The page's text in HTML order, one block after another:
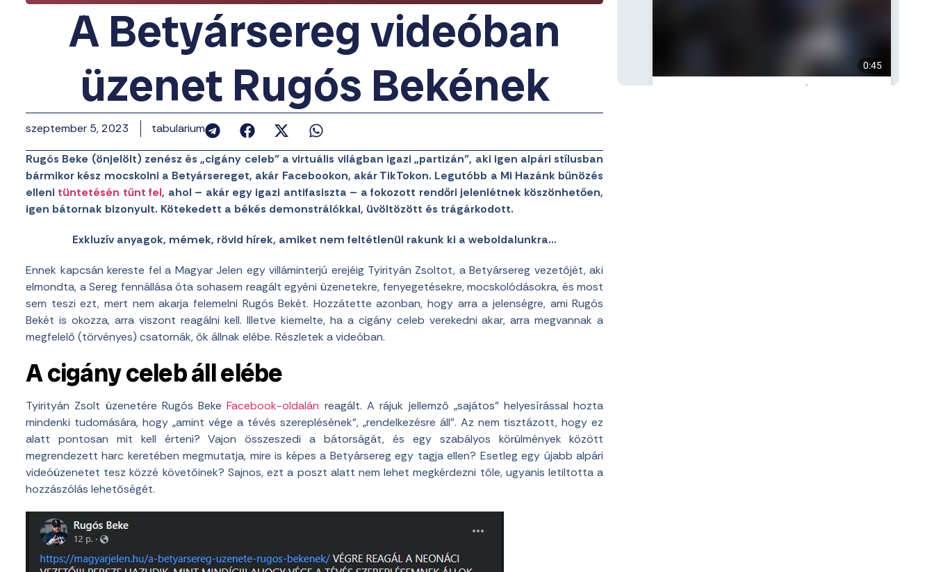
A Betyársereg videóban
üzenet Rugós Bekének
szeptember 5, 2023 tabularium
Rugós Beke (önjelölt) zenész és „cigány celeb” a virtuális világban igazi „partizán”, aki igen alpári stílusban
bármikor kész mocskolni a Betyársereget, akár Facebookon, akár TikTokon. Legutóbb a Mi Hazánk bűnözés
elleni tüntetésén tűnt fel, ahol – akár egy igazi antifasiszta – a fokozott rendőri jelenlétnek köszönhetően,
igen bátornak bizonyult. Kötekedett a békés demonstrálókkal, üvöltözött és trágárkodott.
Exkluzív anyagok, mémek, rövid hírek, amiket nem feltétlenül rakunk ki a weboldalunkra…
Ennek kapcsán kereste fel a Magyar Jelen egy villáminterjú erejéig Tyirityán Zsoltot, a Betyársereg vezetőjét, aki
elmondta, a Sereg fennállása óta sohasem reagált egyéni üzenetekre, fenyegetésekre, mocskolódásokra, és most
sem teszi ezt, mert nem akarja felemelni Rugós Bekét. Hozzátette azonban, hogy arra a jelenségre, ami Rugós
Bekét is okozza, arra viszont reagálni kell. Illetve kiemelte, ha a cigány celeb verekedni akar, arra megvannak a
megfelelő (törvényes) csatornák, ők állnak elébe. Részletek a videóban.
A cigány celeb áll elébe
Tyirityán Zsolt üzenetére Rugós BekeFacebook-oldalán reagált. A rájuk jellemző „sajátos” helyesírással hozta
mindenki tudomására, hogy „amint vége a tévés szereplésének”, „rendelkezésre áll”. Az nem tisztázott, hogy ez
alatt pontosan mit kell érteni? Vajon összeszedi a bátorságát, és egy szabályos körülmények között
megrendezett harc keretében megmutatja, mire is képes a Betyársereg egy tagja ellen? Esetleg egy újabb alpári
videóüzenetet tesz közzé követőinek? Sajnos, ezt a poszt alatt nem lehet megkérdezni tőle, ugyanis letiltotta a
hozzászólás lehetőségét.